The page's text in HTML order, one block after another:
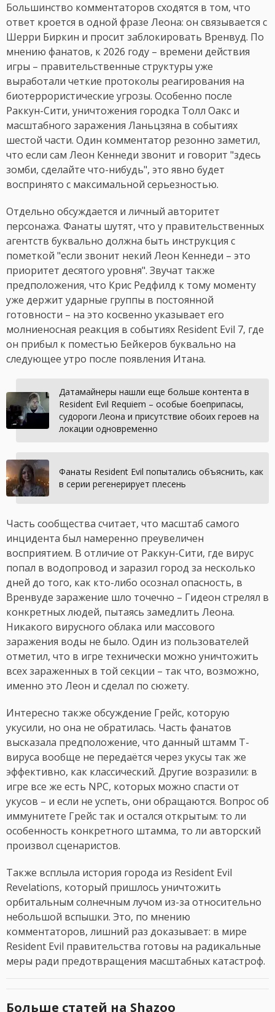
Большинство комментаторов сходятся в том, что
ответ кроется в одной фразе Леона: он связывается с
Шерри Биркин и просит заблокировать Вренвуд. По
мнению фанатов, к 2026 году – времени действия
игры – правительственные структуры уже
выработали четкие протоколы реагирования на
биотеррористические угрозы. Особенно после
Раккун-Сити, уничтожения городка Толл Оакс и
масштабного заражения Ланьцзяна в событиях
шестой части. Один комментатор резонно заметил,
что если сам Леон Кеннеди звонит и говорит "здесь
зомби, сделайте что-нибудь", это явно будет
воспринято с максимальной серьезностью.
Отдельно обсуждается и личный авторитет
персонажа. Фанаты шутят, что у правительственных
агентств буквально должна быть инструкция с
пометкой "если звонит некий Леон Кеннеди – это
приоритет десятого уровня". Звучат также
предположения, что Крис Редфилд к тому моменту
уже держит ударные группы в постоянной
готовности – на это косвенно указывает его
молниеносная реакция в событиях Resident Evil 7, где
он прибыл к поместью Бейкеров буквально на
следующее утро после появления Итана.
Датамайнеры нашли еще больше контента в
Resident Evil Requiem – особые боеприпасы,
судороги Леона и присутствие обоих героев на
локации одновременно
Фанаты Resident Evil попытались объяснить, как
в серии регенерирует плесень
Часть сообщества считает, что масштаб самого
инцидента был намеренно преувеличен
восприятием. В отличие от Раккун-Сити, где вирус
попал в водопровод и заразил город за несколько
дней до того, как кто-либо осознал опасность, в
Вренвуде заражение шло точечно – Гидеон стрелял в
конкретных людей, пытаясь замедлить Леона.
Никакого вирусного облака или массового
заражения воды не было. Один из пользователей
отметил, что в игре технически можно уничтожить
всех зараженных в той секции – так что, возможно,
именно это Леон и сделал по сюжету.
Интересно также обсуждение Грейс, которую
укусили, но она не обратилась. Часть фанатов
высказала предположение, что данный штамм T-
вируса вообще не передаётся через укусы так же
эффективно, как классический. Другие возразили: в
игре все же есть NPC, которых можно спасти от
укусов – и если не успеть, они обращаются. Вопрос об
иммунитете Грейс так и остался открытым: то ли
особенность конкретного штамма, то ли авторский
произвол сценаристов.
Также всплыла история города из Resident Evil
Revelations, который пришлось уничтожить
орбитальным солнечным лучом из-за относительно
небольшой вспышки. Это, по мнению
комментаторов, лишний раз доказывает: в мире
Resident Evil правительства готовы на радикальные
меры ради предотвращения масштабных катастроф.
Больше статей на Shazoo